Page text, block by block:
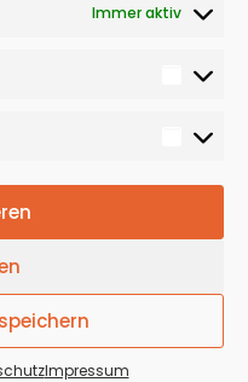
Immer aktiv
Impressum